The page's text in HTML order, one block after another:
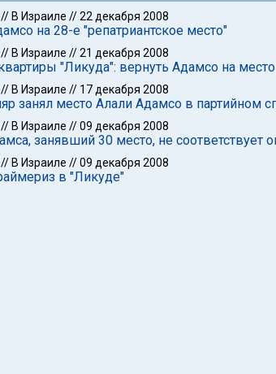
// В Израиле //22 декабря 2008
на 28-е "репатриантское место"
// В Израиле //21 декабря 2008
"Ликуда": вернуть Адамсо на
// В Израиле // 17 декабря 2008
занял место Алали Адамсо в партийном
// В Израиле //09 декабря 2008
занявший 30 место, не соответствует
// В Израиле //09 декабря 2008
в "Ликуде"